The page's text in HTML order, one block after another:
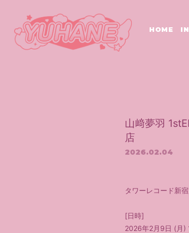
HOME
山﨑夢羽
店
2026.02.04
タワーレコード新
[日時]
2026年2月9日 (月)